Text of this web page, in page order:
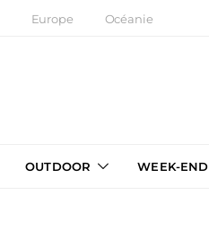
Europe Océanie
OUTDOOR WEEK-END